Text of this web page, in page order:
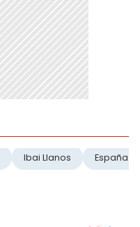
Ibai Llanos España